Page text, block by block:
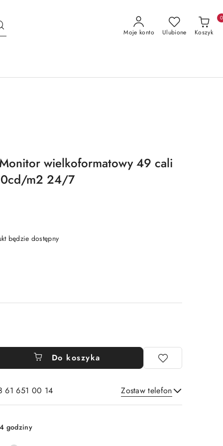
Moje konto Ulubione Koszyk
0
wielkoformatowy 49 cali
m2 24/7
będzie dostępny
Do koszyka
61 651 00 14
Zostaw telefon
Wyślij
godziny